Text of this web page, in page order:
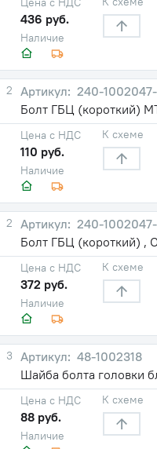
Наличие
436 руб.
2
240-1002047-
Болт ГБЦ (короткий)
Наличие
Цена с НДС
110 руб.
К схеме
2
240-1002047-
Болт ГБЦ (короткий)
Наличие
Цена с НДС
372 руб.
К схеме
3
48-1002318
Шайба болта головки
Наличие
Цена с НДС
88 руб.
К схеме